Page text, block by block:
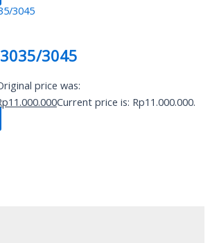
3045
price was:
11.000.000Current price is: Rp11.000.000.